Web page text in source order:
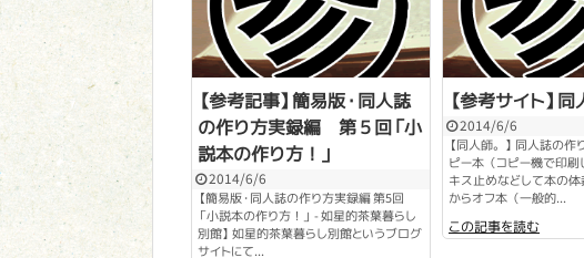
【参考記事】簡易版・同人誌
の作り方実録編 第５回「小
説本の作り方！」
2014/6/6
【簡易版・同人誌の作り方実録編 第5回
「小説本の作り方！」 - 如星的茶葉暮らし
別館】 如星的茶葉暮らし別館というブログ
サイトにて...
【参考サイト】同
2014/6/6
【同人師。】 同人誌の作
ピー本（コピー機で印
キス止めなどして本の体
からオフ本（一般的...
この記事を読む